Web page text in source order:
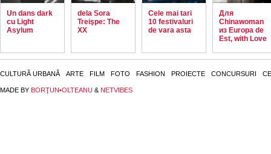
Un dans dark
cu Light
Asylum
dela Sora
Treişpe: The
XX
Cele mai tari
10 festivaluri
de vara asta
Для
Chinawoman
из Europa de
Est, with Love
CULTURĂ URBANĂ ARTE FILM FOTO FASHION PROIECTE CONCURSURI
MADE BY BORŢUN•OLTEANU & NETVIBES